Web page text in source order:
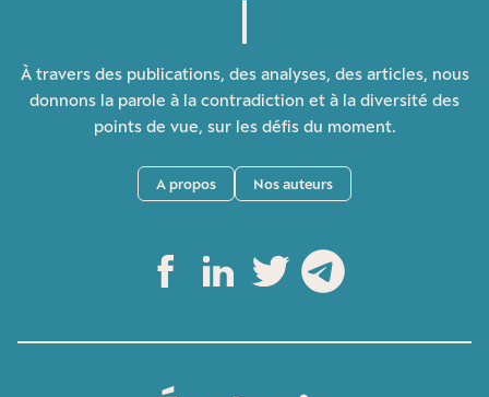
À travers des publications, des analyses, des articles, nous
donnons la parole à la contradiction et à la diversité des
points de vue, sur les défis du moment.
A propos Nos auteurs